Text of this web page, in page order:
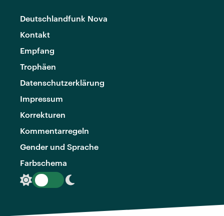
Deutschlandfunk Nova
Kontakt
Empfang
Trophäen
Datenschutzerklärung
Impressum
Korrekturen
Kommentarregeln
Gender und Sprache
Farbschema